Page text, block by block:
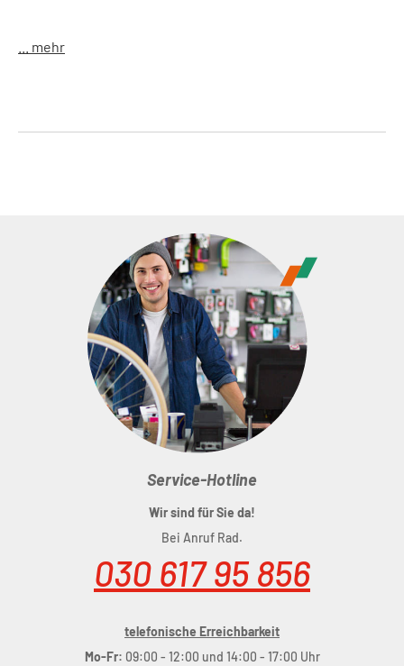
vorne, Belüftung unter den Armen, 2 Zippertaschen im
... mehr
Service-Hotline
Wir sind für Sie da!
Bei Anruf Rad.
030 617 95 856
telefonische Erreichbarkeit
Mo-Fr: 09:00 - 12:00 und 14:00 - 17:00 Uhr